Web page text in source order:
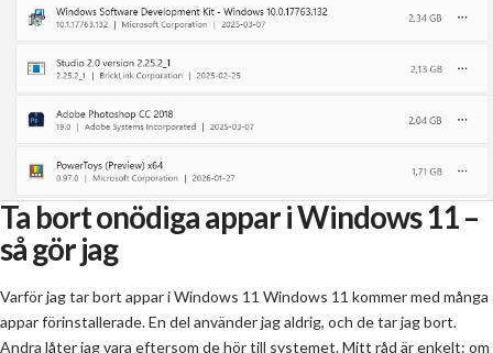
Ta bort onödiga appar i Windows 11 –
så gör jag
Varför jag tar bort appar i Windows 11 Windows 11 kommer med många
appar förinstallerade. En del använder jag aldrig, och de tar jag bort.
Andra låter jag vara eftersom de hör till systemet. Mitt råd är enkelt: om